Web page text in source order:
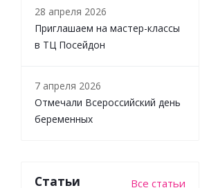
28 апреля 2026
Приглашаем на мастер-классы
в ТЦ Посейдон
7 апреля 2026
Отмечали Всероссийский день
беременных
Статьи Все статьи